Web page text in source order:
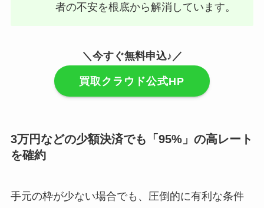
者の不安を根底から解消しています。
＼今すぐ無料申込♪／
買取クラウド公式HP
3万円などの少額決済でも「95%」の高レート
を確約
手元の枠が少ない場合でも、圧倒的に有利な条件